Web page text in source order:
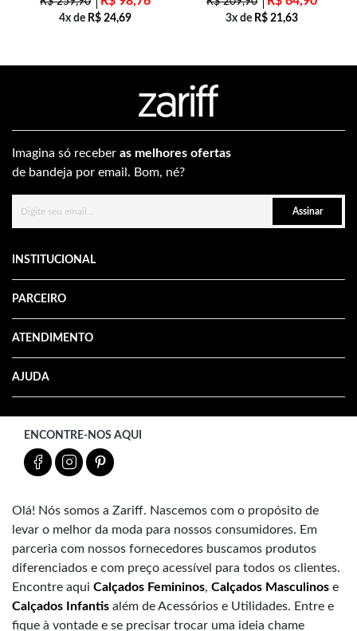
4x de R$ 24,69 3x de R$ 21,63
Imagina só receber as melhores ofertas
de bandeja por email. Bom, né?
Assinar
INSTITUCIONAL
PARCEIRO
ATENDIMENTO
AJUDA
ENCONTRE-NOS AQUI
Olá! Nós somos a Zariff. Nascemos com o propósito de
levar o melhor da moda para nossos consumidores. Em
parceria com nossos fornecedores buscamos produtos
diferenciados e com preço acessível para todos os clientes.
Encontre aqui Calçados Femininos, Calçados Masculinos e
Calçados Infantis além de Acessórios e Utilidades. Entre e
fique à vontade e se precisar trocar uma ideia chame